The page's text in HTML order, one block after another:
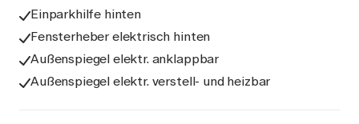
Einparkhilfe hinten
Fensterheber elektrisch hinten
Außenspiegel elektr. anklappbar
Außenspiegel elektr. verstell- und heizbar